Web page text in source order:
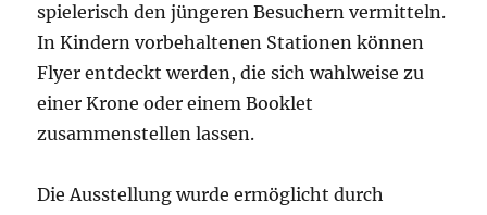
spielerisch den jüngeren Besuchern vermitteln.
In Kindern vorbehaltenen Stationen können
Flyer entdeckt werden, die sich wahlweise zu
einer Krone oder einem Booklet
zusammenstellen lassen.
Die Ausstellung wurde ermöglicht durch